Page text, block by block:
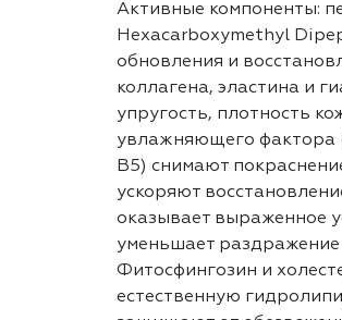
Активные компоненты:
Hexacarboxymethyl
обновления и
коллагена, эластина и
упругость, плотность
увлажняющего фактора
B5) снимают
ускоряют
оказывает выраженное
уменьшает раздражение
Фитосфингозин и
естественную